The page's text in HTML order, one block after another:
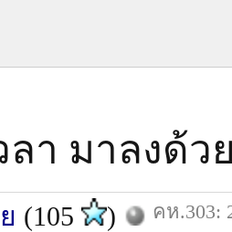
วลา มาลงด้
(105 ) คห.303: